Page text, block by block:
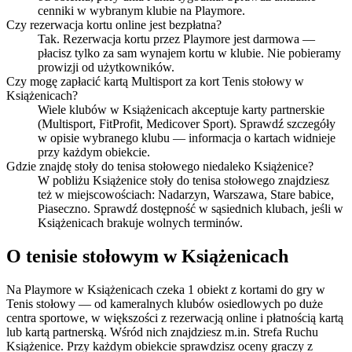
cenniki w wybranym klubie na Playmore.
Czy rezerwacja kortu online jest bezpłatna?
Tak. Rezerwacja kortu przez Playmore jest darmowa —
płacisz tylko za sam wynajem kortu w klubie. Nie pobieramy
prowizji od użytkowników.
Czy mogę zapłacić kartą Multisport za kort Tenis stołowy w
Książenicach?
Wiele klubów w Książenicach akceptuje karty partnerskie
(Multisport, FitProfit, Medicover Sport). Sprawdź szczegóły
w opisie wybranego klubu — informacja o kartach widnieje
przy każdym obiekcie.
Gdzie znajdę stoły do tenisa stołowego niedaleko Książenice?
W pobliżu Książenice stoły do tenisa stołowego znajdziesz
też w miejscowościach: Nadarzyn, Warszawa, Stare babice,
Piaseczno. Sprawdź dostępność w sąsiednich klubach, jeśli w
Książenicach brakuje wolnych terminów.
O tenisie stołowym w Książenicach
Na Playmore w Książenicach czeka 1 obiekt z kortami do gry w
Tenis stołowy — od kameralnych klubów osiedlowych po duże
centra sportowe, w większości z rezerwacją online i płatnością kartą
lub kartą partnerską. Wśród nich znajdziesz m.in. Strefa Ruchu
Książenice. Przy każdym obiekcie sprawdzisz oceny graczy z